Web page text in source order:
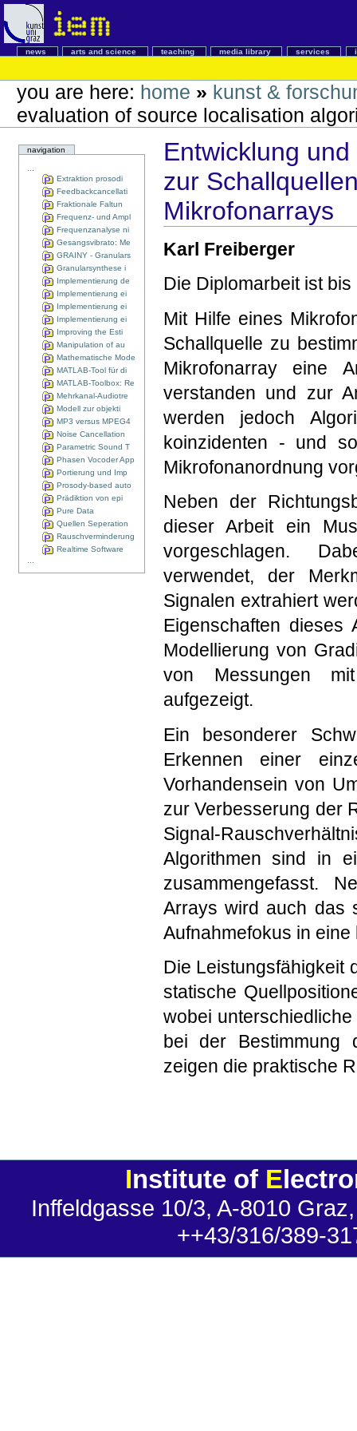
news arts and science teaching media library services
you are here: home » kunst &
evaluation of source localisation
navigation
Extraktion prosodi
Feedbackcancellati
Fraktionale Faltun
Frequenz- und Ampl
Frequenzanalyse ni
Gesangsvibrato: Me
GRAINY - Granulars
Granularsynthese i
Implementierung de
Implementierung ei
Implementierung ei
Implementierung ei
Improving the Esti
Manipulation of au
Mathematische Mode
MATLAB-Tool für di
MATLAB-Toolbox: Re
Mehrkanal-Audiotre
Modell zur objekti
MP3 versus MPEG4
Noise Cancellation
Parametric Sound T
Phasen Vocoder App
Portierung und Imp
Prosody-based auto
Prädiktion von epi
Pure Data
Quellen Seperation
Rauschverminderung
Realtime Software
Entwicklung
zur
Mikrofonarrays
Karl Freiberger
Die Diplomarbeit ist
Mit Hilfe eines
Schallquelle zu
Mikrofonarray eine
verstanden und zur
werden jedoch
koinzidenten - und
Mikrofonanordnung
Neben der
dieser Arbeit ein
vorgeschlagen.
verwendet, der
Signalen extrahiert
Eigenschaften dieses
Modellierung von
von Messungen
aufgezeigt.
Ein besonderer
Erkennen einer
Vorhandensein von
zur Verbesserung der
Signal-
Algorithmen sind in
zusammengefasst.
Arrays wird auch das
Aufnahmefokus in
Die Leistungsfähigkeit
statische
wobei
bei der Bestimmung
zeigen die praktische
Institute of E
Inffeldgasse 10/3, A-8010
++43/316/389-